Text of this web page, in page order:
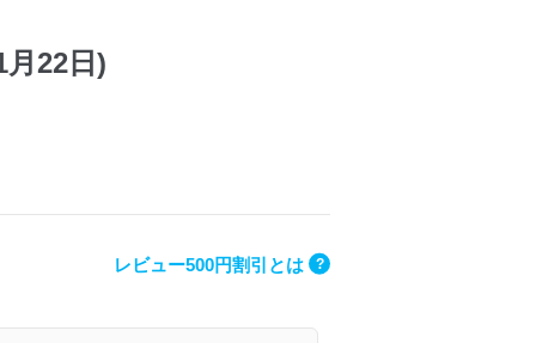
22日)
レビュー500円割引とは ?